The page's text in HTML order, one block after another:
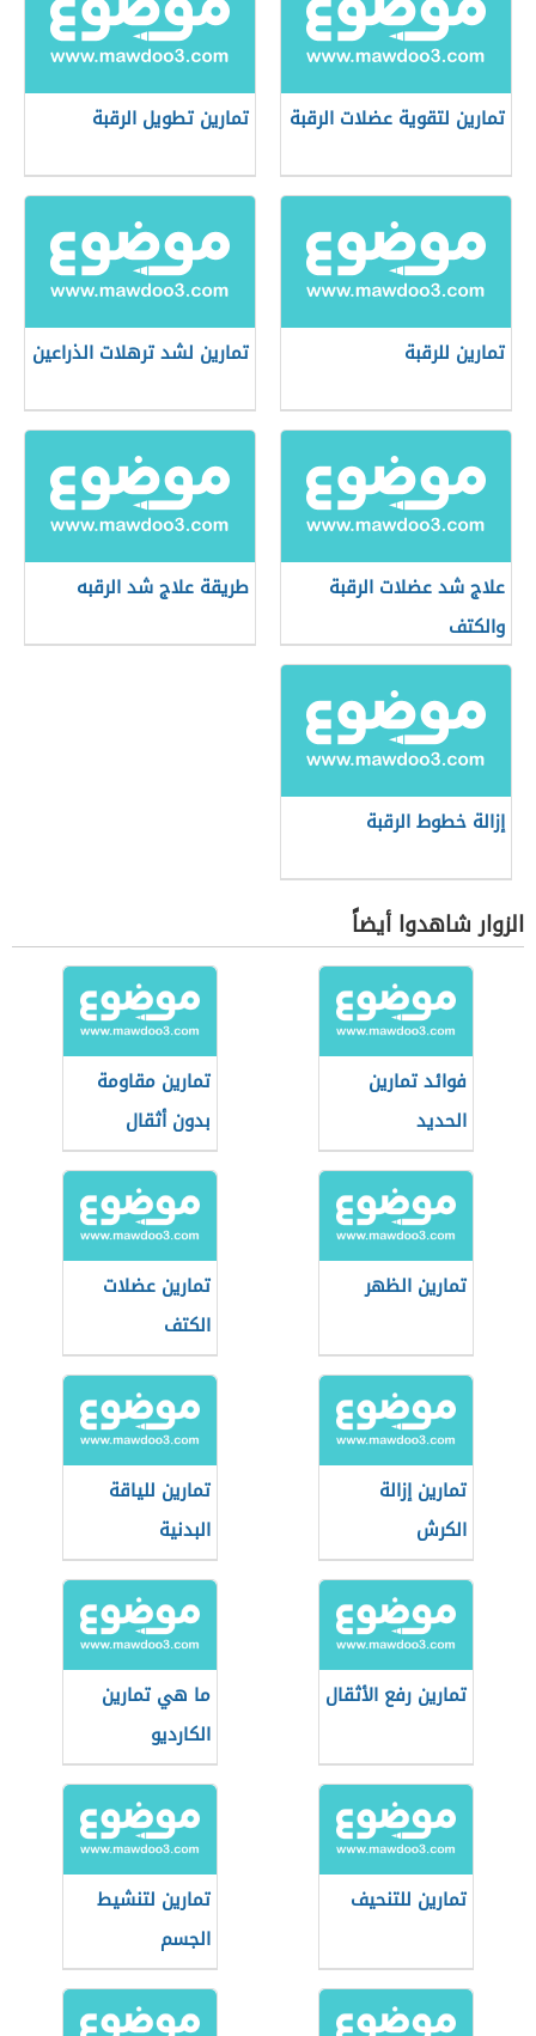
تمارين لتقوية عضلات الرقبة تمارين تطويل الرقبة
تمارين للرقبة تمارين لشد ترهلات الذراعين
علاج شد عضلات الرقبة
والكتف
طريقة علاج شد الرقبه
إزالة خطوط الرقبة
الزوار شاهدوا أيضاً
فوائد تمارين
الحديد
تمارين مقاومة
بدون أثقال
تمارين الظهر
تمارين عضلات
الكتف
تمارين إزالة
الكرش
تمارين للياقة
البدنية
تمارين رفع الأثقال
ما هي تمارين
الكارديو
تمارين للتنحيف
تمارين لتنشيط
الجسم